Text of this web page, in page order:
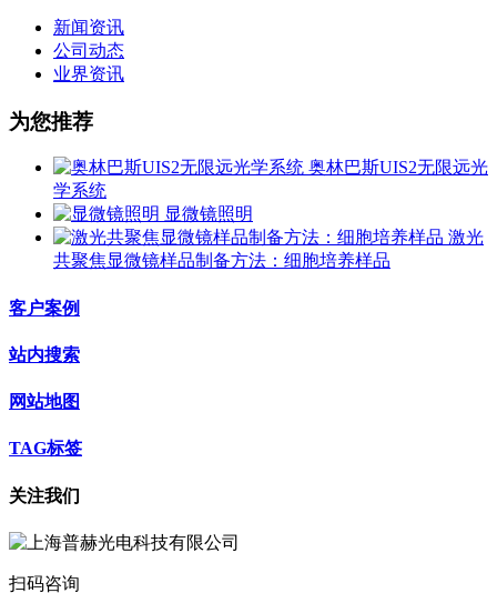
新闻资讯
公司动态
业界资讯
为您推荐
奥林巴斯UIS2无限远光
学系统
显微镜照明
激光
共聚焦显微镜样品制备方法：细胞培养样品
客户案例
站内搜索
网站地图
TAG标签
关注我们
扫码咨询